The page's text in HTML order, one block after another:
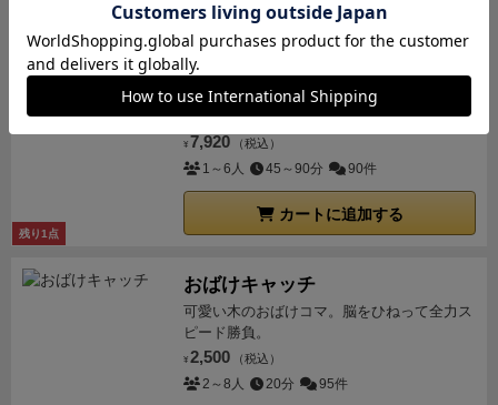
ードを表にして、もらうかパスかの繰り返し。
後のプレイヤーのカードを表にしたら、必ずもらわな
くてはいけない。
ときに、子は自分の前にあるカードが自分の集めてい
は、裏のままカードが置かれる点。
マジョリティ争いをしているのに、裏向きの情報が存
在するということ。この読み合いが面白い。
このゲーム、盾のマークがついているカードがあるの
は強制脱落（ハイソサエティとかと同じ）となってし
名作ゲームのいいところを合体させたようなカ
る人でないと、面白さを味わいづらいという弱点があ
残り1点
ワイナリーの四季
あなたの手でワイナリーを復興させよう！
ワイナリー経営がテーマのワー...
¥ 7,920 （税込）
1～6人 45～90分 90件
カートに追加する
おばけキャッチ
可愛い木のおばけコマ。脳をひねって全力ス
ピード勝負。
¥ 2,500 （税込）
2～8人 20分 95件